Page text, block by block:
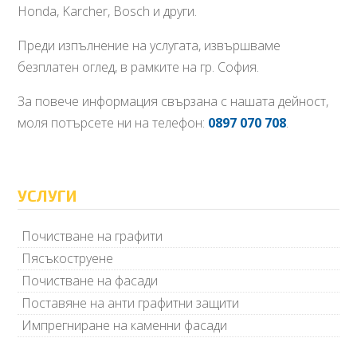
Honda, Karcher, Bosch и други.
Преди изпълнение на услугата, извършваме
безплатен оглед, в рамките на гр. София.
За повече информация свързана с нашата дейност,
моля потърсете ни на телефон: 0897 070 708.
УСЛУГИ
Почистване на графити
Пясъкоструене
Почистване на фасади
Поставяне на анти графитни защити
Импрегниране на каменни фасади